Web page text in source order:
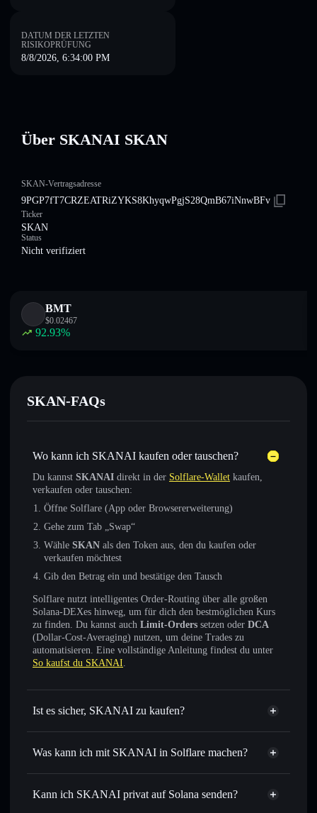
DATUM DER LETZTEN
RISIKOPRÜFUNG
8/8/2026, 6:34:00 PM
Über SKANAI SKAN
SKAN-Vertragsadresse
9PGP7fT7CRZEATRiZYKS8KhyqwPgjS28QmB67iNnwBFv
Ticker
SKAN
Status
Nicht verifiziert
BMT
$0.02467
92.93%
SKAN-FAQs
Wo kann ich SKANAI kaufen oder tauschen?
Du kannst SKANAI direkt in der Solflare-Wallet kaufen,
verkaufen oder tauschen:
Öffne Solflare (App oder Browsererweiterung)
Gehe zum Tab „Swap“
Wähle SKAN als den Token aus, den du kaufen oder
verkaufen möchtest
Gib den Betrag ein und bestätige den Tausch
Solflare nutzt intelligentes Order-Routing über alle großen
Solana-DEXes hinweg, um für dich den bestmöglichen Kurs
zu finden. Du kannst auch Limit-Orders setzen oder DCA
(Dollar-Cost-Averaging) nutzen, um deine Trades zu
automatisieren. Eine vollständige Anleitung findest du unter
So kaufst du SKANAI.
Ist es sicher, SKANAI zu kaufen?
SKANAI nicht verifiziert
Was kann ich mit SKANAI in Solflare machen?
SKANAI
Solflare-Wallet
Sofort tauschen– handle SKAN gegen SOL, USDC oder
Kann ich SKANAI privat auf Solana senden?